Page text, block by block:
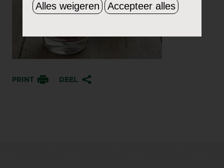
PRINT DEEL
Alles weigeren Accepteer alles